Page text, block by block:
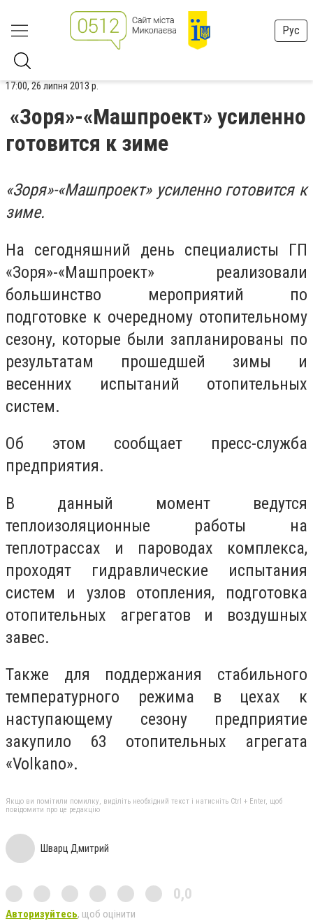
Рус
17:00, 26 липня 2013 р.
«Зоря»-«Машпроект» усиленно
готовится к зиме
«Зоря»-«Машпроект» усиленно готовится к
зиме.
На сегодняшний день специалисты ГП
«Зоря»-«Машпроект» реализовали
большинство мероприятий по
подготовке к очередному отопительному
сезону, которые были запланированы по
результатам прошедшей зимы и
весенних испытаний отопительных
систем.
Об этом сообщает пресс-служба
предприятия.
В данный момент ведутся
теплоизоляционные работы на
теплотрассах и пароводах комплекса,
проходят гидравлические испытания
систем и узлов отопления, подготовка
отопительных агрегатов и воздушных
завес.
Также для поддержания стабильного
температурного режима в цехах к
наступающему сезону предприятие
закупило 63 отопительных агрегата
«Volkano».
Якщо ви помітили помилку, виділіть необхідний текст і натисніть Ctrl + Enter, щоб
повідомити про це редакцію
Шварц Дмитрий
0,0
Авторизуйтесь, щоб оцінити